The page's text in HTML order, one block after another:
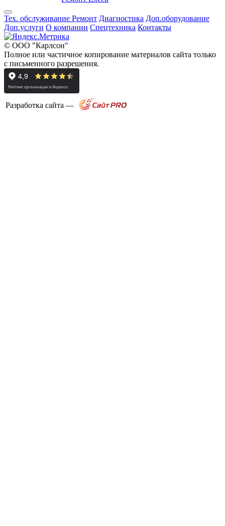
Тех. обслуживание Ремонт Диагностика Доп.оборудование
Доп.услуги О компании Спецтехника Контакты
© ООО "Карлсон"
Полное или частичное копирование материалов сайта только
с письменного разрешения.
Разработка сайта —